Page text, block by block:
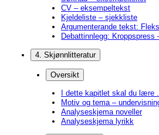
CV – eksempeltekst
Kjeldeliste – sjekkliste
Argumenterande tekst:
Debattinnlegg: Kroppspress
4. Skjønnlitteratur
Oversikt
I dette kapitlet skal du lære
Motiv og tema –
Analyseskjema noveller
Analyseskjema lyrikk